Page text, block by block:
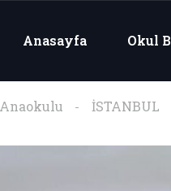
Anasayfa Okul
Anaokulu İSTANBUL